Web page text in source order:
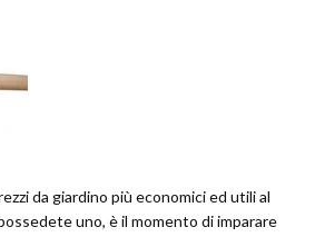
da giardino più economici ed utili al
uno, è il momento di imparare